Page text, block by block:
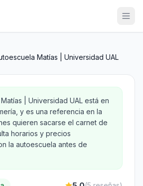
Matías | Universidad UAL
| Universidad UAL está en
y es una referencia en la
quieren sacarse el carnet de
horarios y precios
la autoescuela antes de